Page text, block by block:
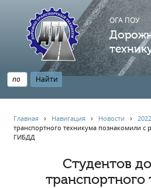
ОГА ПОУ
НАВИГАЦИЯ
Профессионалитет
Главная › Навигация › Новости ›2022
транспортного техникума познакомили с
ГИБДД
Студентов
транспортного